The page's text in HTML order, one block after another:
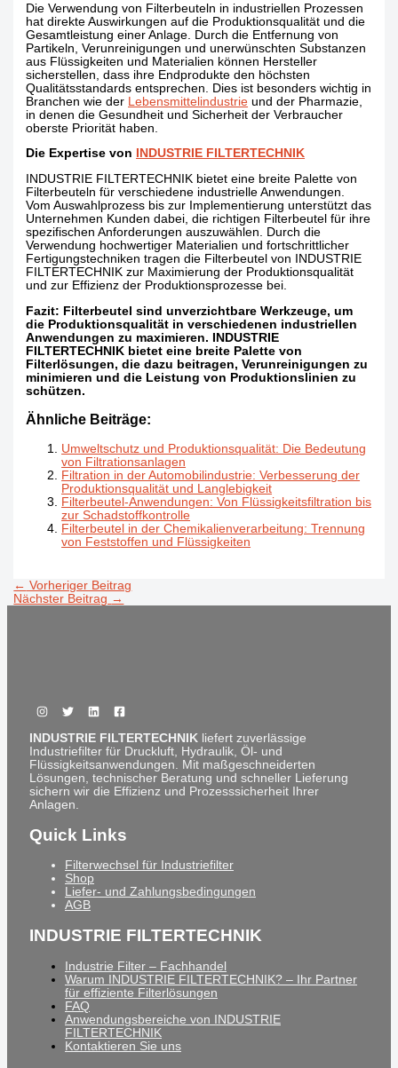
Die Verwendung von Filterbeuteln in industriellen Prozessen
hat direkte Auswirkungen auf die Produktionsqualität und die
Gesamtleistung einer Anlage. Durch die Entfernung von
Partikeln, Verunreinigungen und unerwünschten Substanzen
aus Flüssigkeiten und Materialien können Hersteller
sicherstellen, dass ihre Endprodukte den höchsten
Qualitätsstandards entsprechen. Dies ist besonders wichtig in
Branchen wie der Lebensmittelindustrie und der Pharmazie,
in denen die Gesundheit und Sicherheit der Verbraucher
oberste Priorität haben.
Die Expertise von
INDUSTRIE FILTERTECHNIK
INDUSTRIE FILTERTECHNIK bietet eine breite Palette von
Filterbeuteln für verschiedene industrielle Anwendungen.
Vom Auswahlprozess bis zur Implementierung unterstützt das
Unternehmen Kunden dabei, die richtigen Filterbeutel für ihre
spezifischen Anforderungen auszuwählen. Durch die
Verwendung hochwertiger Materialien und fortschrittlicher
Fertigungstechniken tragen die Filterbeutel von INDUSTRIE
FILTERTECHNIK zur Maximierung der Produktionsqualität
und zur Effizienz der Produktionsprozesse bei.
Fazit: Filterbeutel sind unverzichtbare Werkzeuge, um
die Produktionsqualität in verschiedenen industriellen
Anwendungen zu maximieren. INDUSTRIE
FILTERTECHNIK bietet eine breite Palette von
Filterlösungen, die dazu beitragen, Verunreinigungen zu
minimieren und die Leistung von Produktionslinien zu
schützen.
Ähnliche Beiträge:
Umweltschutz und Produktionsqualität: Die Bedeutung
von Filtrationsanlagen
Filtration in der Automobilindustrie: Verbesserung der
Produktionsqualität und Langlebigkeit
Filterbeutel-Anwendungen: Von Flüssigkeitsfiltration bis
zur Schadstoffkontrolle
Filterbeutel in der Chemikalienverarbeitung: Trennung
von Feststoffen und Flüssigkeiten
← Vorheriger Beitrag
Nächster Beitrag →
INDUSTRIE FILTERTECHNIK liefert zuverlässige
Industriefilter für Druckluft, Hydraulik, Öl- und
Flüssigkeitsanwendungen. Mit maßgeschneiderten
Lösungen, technischer Beratung und schneller Lieferung
sichern wir die Effizienz und Prozesssicherheit Ihrer
Anlagen.
Quick Links
Filterwechsel für Industriefilter
Shop
Liefer- und Zahlungsbedingungen
AGB
INDUSTRIE FILTERTECHNIK
Industrie Filter – Fachhandel
Warum INDUSTRIE FILTERTECHNIK? – Ihr Partner
für effiziente Filterlösungen
FAQ
Anwendungsbereiche von INDUSTRIE
FILTERTECHNIK
Kontaktieren Sie uns